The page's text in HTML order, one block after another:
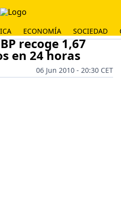
ECONOMÍA SOCIEDAD
recoge 1,67
en 24 horas
06 Jun 2010 - 20:30 CET